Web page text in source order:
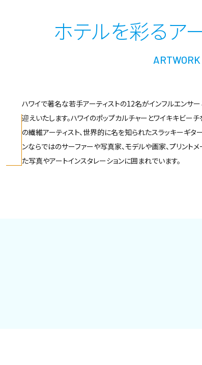
EMBASSY
SUITES BY
HILTON -
WAIKIKI MALIA
ホテルを彩るア
ARTWORK
ハワイで著名な若手アーティストの12名がインフルエンサー
迎えいたします。ハワイのポップカルチャーとワイキキビー
の繊維アーティスト、世界的に名を知られたスラッキーギタ
ンならではのサーファーや写真家、モデルや画家、プリント
た写真やアートインスタレーションに囲まれでいます。